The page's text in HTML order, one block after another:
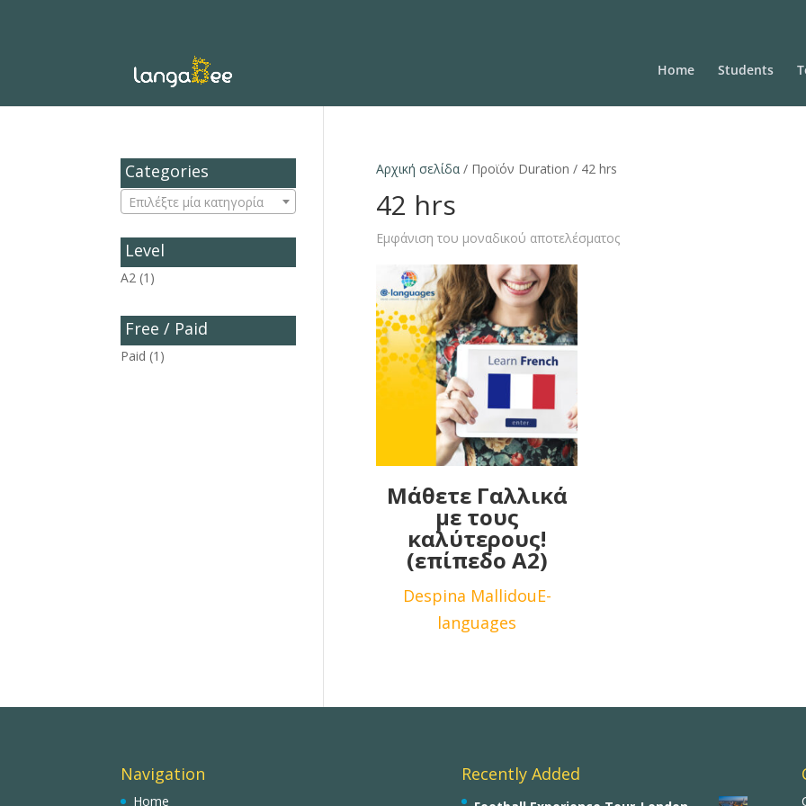
Home Students
Αρχική σελίδα/ Προϊόν Duration / 42 hrs
42 hrs
Εμφάνιση του μοναδικού αποτελέσματος
Μάθετε Γαλλικά
με τους
καλύτερους!
(επίπεδo Α2)
Despina MallidouE-
languages
Categories
Επιλέξτε μία κατηγορία
Level
A2 (1)
Free / Paid
Paid (1)
Navigation
Home
Recently Added